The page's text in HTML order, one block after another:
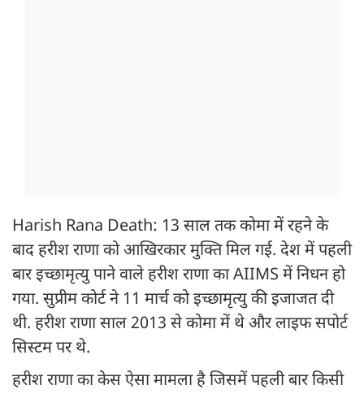
Harish Rana Death: 13 साल तक कोमा में रहने के
बाद हरीश राणा को आखिरकार मुक्ति मिल गई. देश में पहली
बार इच्छामृत्यु पाने वाले हरीश राणा का AIIMS में निधन हो
गया. सुप्रीम कोर्ट ने 11 मार्च को इच्छामृत्यु की इजाजत दी
थी. हरीश राणा साल 2013 से कोमा में थे और लाइफ सपोर्ट
सिस्टम पर थे.
हरीश राणा का केस ऐसा मामला है जिसमें पहली बार किसी